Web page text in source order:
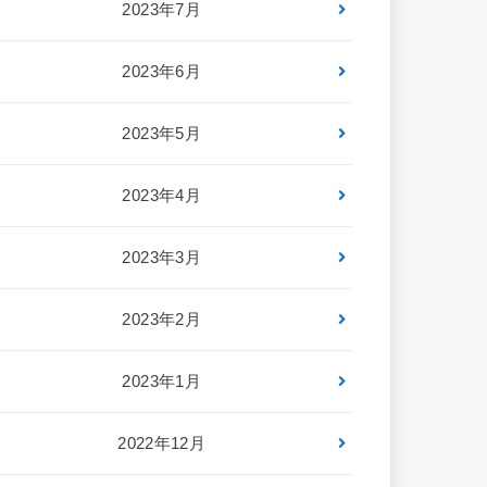
2023年7月
2023年6月
2023年5月
2023年4月
2023年3月
2023年2月
2023年1月
2022年12月